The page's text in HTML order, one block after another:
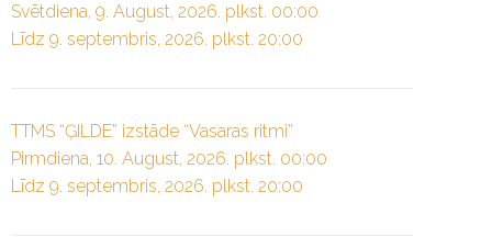
Svētdiena, 9. August, 2026. plkst. 00:00
Līdz 9. septembris, 2026. plkst. 20:00
TTMS “ĢILDE” izstāde “Vasaras ritmi”
Pirmdiena, 10. August, 2026. plkst. 00:00
Līdz 9. septembris, 2026. plkst. 20:00